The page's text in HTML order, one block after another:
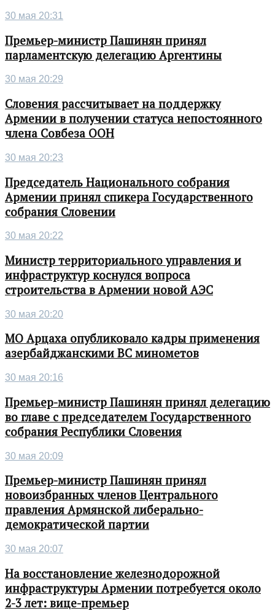
30 мая 20:31
Премьер-министр Пашинян принял
парламентскую делегацию Аргентины
30 мая 20:29
Словения рассчитывает на поддержку
Армении в получении статуса непостоянного
члена Совбеза ООН
30 мая 20:23
Председатель Национального собрания
Армении принял спикера Государственного
собрания Словении
30 мая 20:22
Министр территориального управления и
инфраструктур коснулся вопроса
строительства в Армении новой АЭС
30 мая 20:20
МО Арцаха опубликовало кадры применения
азербайджанскими ВС минометов
30 мая 20:16
Премьер-министр Пашинян принял делегацию
во главе с председателем Государственного
собрания Республики Словения
30 мая 20:09
Премьер-министр Пашинян принял
новоизбранных членов Центрального
правления Армянской либерально-
демократической партии
30 мая 20:07
На восстановление железнодорожной
инфраструктуры Армении потребуется около
2-3 лет: вице-премьер